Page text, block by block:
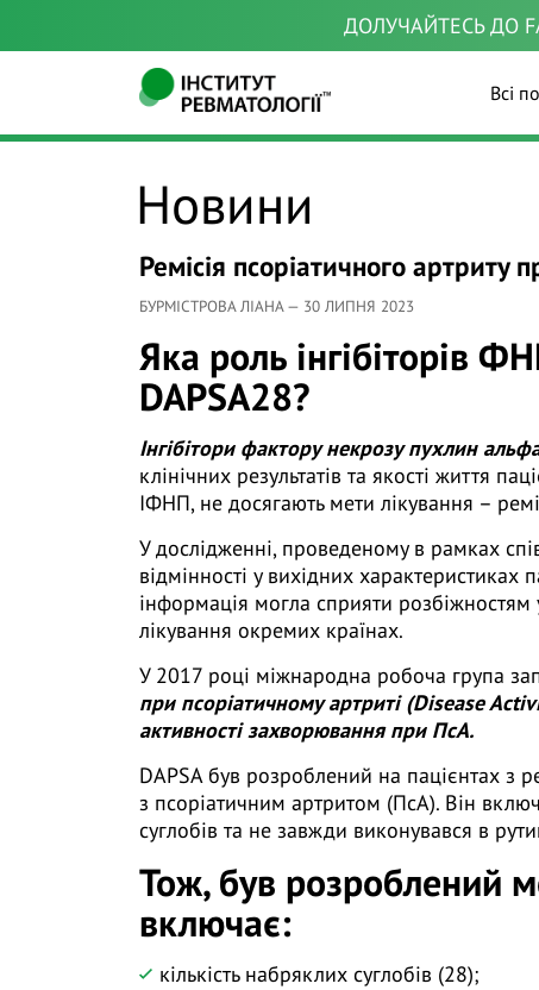
ДОЛУЧАЙТЕСЬ ДО
Всі
Новини
Ремісія псоріатичного артриту
БУРМІСТРОВА ЛІАНА — 30 ЛИПНЯ 2023
Яка роль інгібіторів
DAPSA28?
Інгібітори фактору некрозу пухлин
клінічних результатів та якості життя
ІФНП, не досягають мети лікування –
У дослідженні, проведеному в рамках
відмінності у вихідних
інформація могла сприяти
лікування окремих країнах.
У 2017 році міжнародна робоча група
при псоріатичному артриті (Disease
активності захворювання при ПсА.
DAPSA був розроблений на пацієнтах з
з псоріатичним артритом (ПсА). Він
суглобів та не завжди виконувався в
Тож, був розроблений
включає:
кількість набряклих суглобів (28);